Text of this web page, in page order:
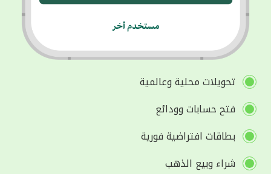
تحويلات محلية وعالمية
فتح حسابات وودائع
بطاقات افتراضية فورية
شراء وبيع الذهب